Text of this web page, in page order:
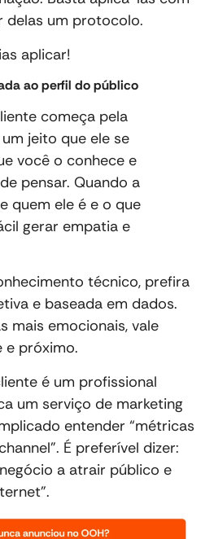
delas um protocolo.
aplicar!
ao perfil do público
começa pela
jeito que ele se
você o conhece e
pensar. Quando a
quem ele é e o que
gerar empatia e
técnico, prefira
e baseada em dados.
mais emocionais, vale
e próximo.
é um profissional
um serviço de marketing
entender “métricas
É preferível dizer:
a atrair público e